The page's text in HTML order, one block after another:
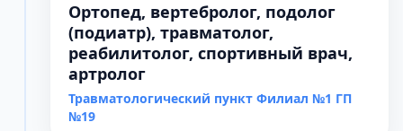
Ортопед, вертебролог, подолог
(подиатр), травматолог,
реабилитолог, спортивный врач,
артролог
Травматологический пункт Филиал №1 ГП
№19